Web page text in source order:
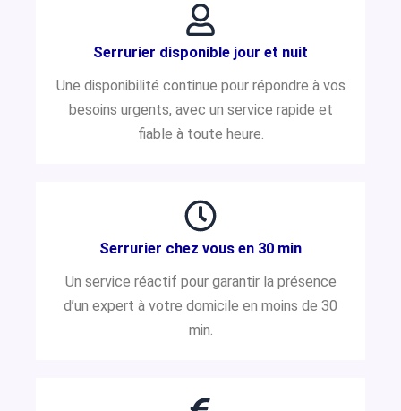
Serrurier disponible jour et nuit
Une disponibilité continue pour répondre à vos
besoins urgents, avec un service rapide et
fiable à toute heure.
Serrurier chez vous en 30 min
Un service réactif pour garantir la présence
d’un expert à votre domicile en moins de 30
min.